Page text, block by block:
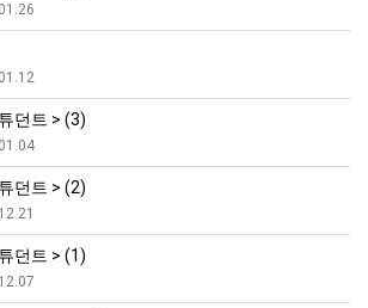
던트 > (3)
던트 > (2)
던트 > (1)